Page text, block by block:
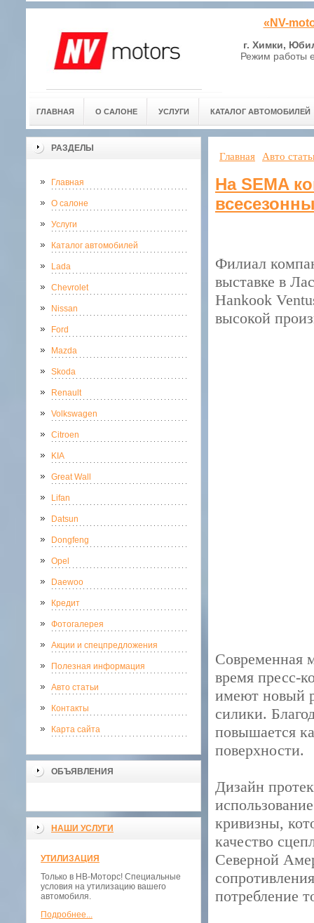
«NV-
г. Химки,
Режим работы
ГЛАВНАЯ О САЛОНЕ УСЛУГИ КАТАЛОГ АВТОМОБИЛЕЙ
РАЗДЕЛЫ
Главная
О салоне
Услуги
Каталог автомобилей
Lada
Chevrolet
Nissan
Ford
Mazda
Skoda
Renault
Volkswagen
Citroen
KIA
Great Wall
Lifan
Datsun
Dongfeng
Opel
Daewoo
Кредит
Фотогалерея
Акции и спецпредложения
Полезная информация
Авто статьи
Контакты
Карта сайта
ОБЪЯВЛЕНИЯ
НАШИ УСЛУГИ
УТИЛИЗАЦИЯ
Только в НВ-Моторс! Специальные
условия на утилизацию вашего
автомобиля.
Подробнее...
Главная Авто
На SEMA
Филиал
выставке в
Hankook
высокой
Современная
время пресс-
имеют новый
силики.
повышается
поверхности.
Дизайн
кривизны,
качество
Северной
потребление